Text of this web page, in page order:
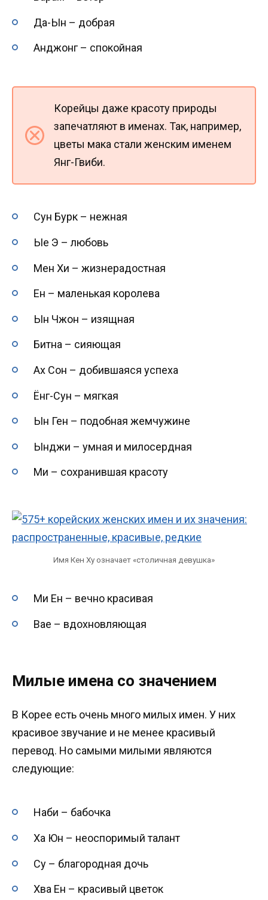
Да-Ын – добрая
Анджонг – спокойная
Корейцы даже красоту природы
запечатляют в именах. Так, например,
цветы мака стали женским именем
Янг-Гвиби.
Сун Бурк – нежная
Ые Э – любовь
Мен Хи – жизнерадостная
Ен – маленькая королева
Ын Чжон – изящная
Битна – сияющая
Ах Сон – добившаяся успеха
Ёнг-Сун – мягкая
Ын Ген – подобная жемчужине
Ынджи – умная и милосердная
Ми – сохранившая красоту
Имя Кен Ху означает «столичная девушка»
Ми Ен – вечно красивая
Вае – вдохновляющая
Милые имена со значением
В Корее есть очень много милых имен. У них
красивое звучание и не менее красивый
перевод. Но самыми милыми являются
следующие:
Наби – бабочка
Ха Юн – неоспоримый талант
Су – благородная дочь
Хва Ен – красивый цветок